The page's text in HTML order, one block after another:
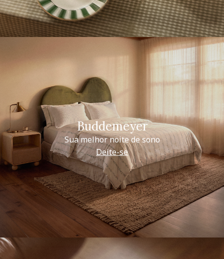
Buddemeyer
Sua melhor noite de sono
Deite-se